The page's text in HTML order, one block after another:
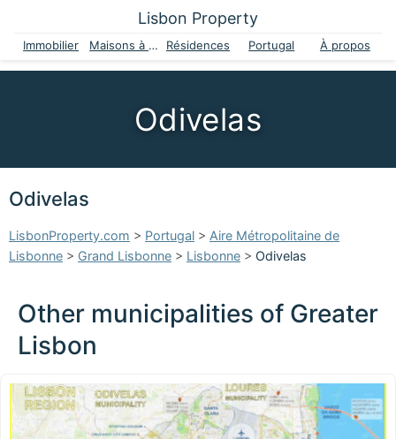
Lisbon Property
Immobilier Maisons à vendre Résidences Portugal À propos
Odivelas
Odivelas
LisbonProperty.com > Portugal > Aire Métropolitaine de
Lisbonne > Grand Lisbonne > Lisbonne > Odivelas
Other municipalities of Greater
Lisbon